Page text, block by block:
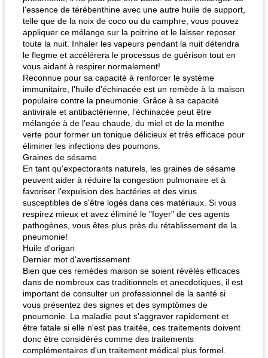
l'essence de térébenthine avec une autre huile de support,
telle que de la noix de coco ou du camphre, vous pouvez
appliquer ce mélange sur la poitrine et le laisser reposer
toute la nuit. Inhaler les vapeurs pendant la nuit détendra
le flegme et accélérera le processus de guérison tout en
vous aidant à respirer normalement!
Reconnue pour sa capacité à renforcer le système
immunitaire, l'huile d'échinacée est un remède à la maison
populaire contre la pneumonie. Grâce à sa capacité
antivirale et antibactérienne, l’échinacée peut être
mélangée à de l’eau chaude, du miel et de la menthe
verte pour former un tonique délicieux et très efficace pour
éliminer les infections des poumons.
Graines de sésame
En tant qu'expectorants naturels, les graines de sésame
peuvent aider à réduire la congestion pulmonaire et à
favoriser l'expulsion des bactéries et des virus
susceptibles de s'être logés dans ces matériaux. Si vous
respirez mieux et avez éliminé le "foyer" de ces agents
pathogènes, vous êtes plus près du rétablissement de la
pneumonie!
Huile d'origan
Dernier mot d'avertissement
Bien que ces remèdes maison se soient révélés efficaces
dans de nombreux cas traditionnels et anecdotiques, il est
important de consulter un professionnel de la santé si
vous présentez des signes et des symptômes de
pneumonie. La maladie peut s'aggraver rapidement et
être fatale si elle n'est pas traitée, ces traitements doivent
donc être considérés comme des traitements
complémentaires d'un traitement médical plus formel.